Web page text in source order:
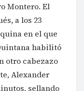
Montero. El
a los 23
en el que
habilitó
otro cabezazo
Alexander
sellando